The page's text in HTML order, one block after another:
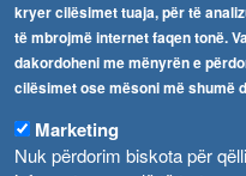
kryer cilësimet tuaja, për të
të mbrojmë internet faqen tonë.
dakordoheni me mënyrën e
cilësimet ose mësoni më shumë
Marketing
Nuk përdorim biskota për
Njoftime
Република Бугарија ги засили официјалните контроли при увоз на свежо овошје и зеленчук
Водата во Гостивар може да се користи како техничка, продолжува испораката на флаширана вода
Navigimi
Arkivi
Formularë